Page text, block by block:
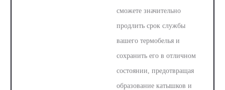
сможете значительно
продлить срок службы
вашего термобелья и
сохранить его в отличном
состоянии, предотвращая
образование катышков и